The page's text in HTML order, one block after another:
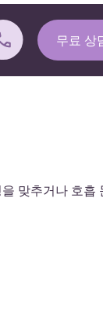
무료 상
맞추거나 호흡